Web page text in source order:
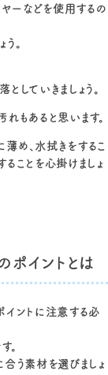
ヤーなどを使用するの
。
していきましょう。
もあると思います。
め、水拭きをするこ
ことを心掛けましょ
ポイントとは
イントに注意する必
。
う素材を選びましょ